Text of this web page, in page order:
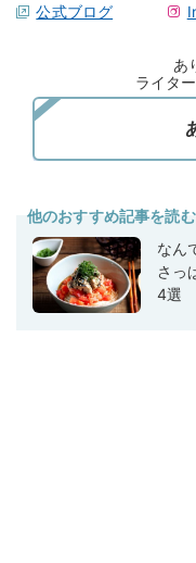
公式ブログ
あ
ライタ
他のおすすめ記事を読む
なん
さっ
4選